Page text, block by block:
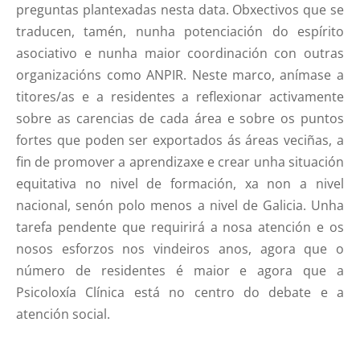
preguntas plantexadas nesta data. Obxectivos que se
traducen, tamén, nunha potenciación do espírito
asociativo e nunha maior coordinación con outras
organizacións como ANPIR. Neste marco, anímase a
titores/as e a residentes a reflexionar activamente
sobre as carencias de cada área e sobre os puntos
fortes que poden ser exportados ás áreas veciñas, a
fin de promover a aprendizaxe e crear unha situación
equitativa no nivel de formación, xa non a nivel
nacional, senón polo menos a nivel de Galicia. Unha
tarefa pendente que requirirá a nosa atención e os
nosos esforzos nos vindeiros anos, agora que o
número de residentes é maior e agora que a
Psicoloxía Clínica está no centro do debate e a
atención social.